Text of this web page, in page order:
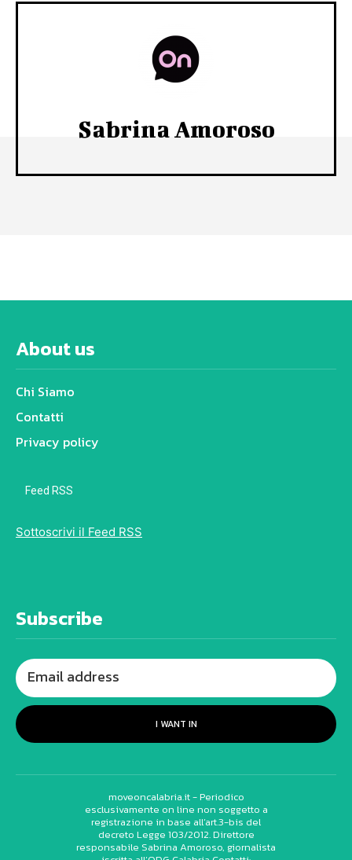
Sabrina Amoroso
About us
Chi Siamo
Contatti
Privacy policy
Feed RSS
Sottoscrivi il Feed RSS
Subscribe
I WANT IN
moveoncalabria.it - Periodico
esclusivamente on line non soggetto a
registrazione in base all’art.3-bis del
decreto Legge 103/2012. Direttore
responsabile Sabrina Amoroso, giornalista